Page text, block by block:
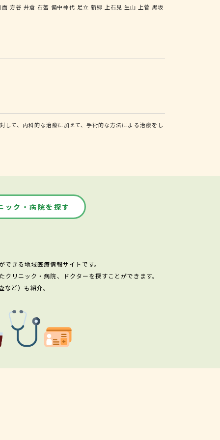
面 方谷 井倉 石蟹 備中神代 足立 新郷 上石見 生山 上菅 黒坂
て、内科的な治療に加えて、手術的な方法による治療をし
ック・病院を探す
きる地域医療情報サイトです。
リニック・病院、ドクターを探すことができます。
ど）も紹介。